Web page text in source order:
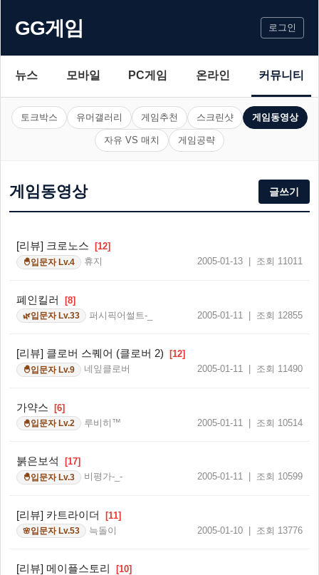
GG게임 로그인
뉴스 모바일 PC게임 온라인 커뮤니티
토크박스 유머갤러리 게임추천 스크린샷 게임동영상
자유 VS 매치 게임공략
게임동영상 글쓰기
[리뷰] 크로노스 [12]
🐣입문자 Lv.4 휴지 2005-01-13 | 조회 11011
폐인킬러 [8]
🌿입문자 Lv.33 퍼시픽어썰트-_ 2005-01-11 | 조회 12855
[리뷰] 클로버 스퀘어 (클로버 2) [12]
🐣입문자 Lv.9 네잎클로버 2005-01-11 | 조회 11490
가약스 [6]
🐣입문자 Lv.2 루비히™ 2005-01-11 | 조회 10514
붉은보석 [17]
🐣입문자 Lv.3 비평가-_- 2005-01-11 | 조회 10599
[리뷰] 카트라이더 [11]
🌸입문자 Lv.53 늑돌이 2005-01-10 | 조회 13776
[리뷰] 메이플스토리 [10]